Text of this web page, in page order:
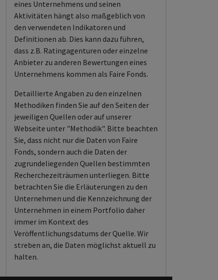
eines Unternehmens und seinen
Aktivitäten hängt also maßgeblich von
den verwendeten Indikatoren und
Definitionen ab. Dies kann dazu führen,
dass z.B. Ratingagenturen oder einzelne
Anbieter zu anderen Bewertungen eines
Unternehmens kommen als Faire Fonds.
Detaillierte Angaben zu den einzelnen
Methodiken finden Sie auf den Seiten der
jeweiligen Quellen oder auf unserer
Webseite unter "Methodik". Bitte beachten
Sie, dass nicht nur die Daten von Faire
Fonds, sondern auch die Daten der
zugrundeliegenden Quellen bestimmten
Recherchezeiträumen unterliegen. Bitte
betrachten Sie die Erläuterungen zu den
Unternehmen und die Kennzeichnung der
Unternehmen in einem Portfolio daher
immer im Kontext des
Veröffentlichungsdatums der Quelle. Wir
streben an, die Daten möglichst aktuell zu
halten.